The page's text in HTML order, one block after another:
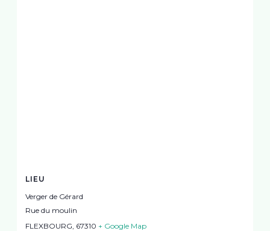
LIEU
Verger de Gérard
Rue du moulin
FLEXBOURG 67310 + Google Map